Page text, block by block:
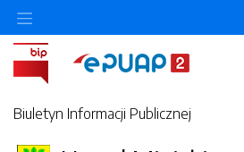
Biuletyn Informacji Publicznej